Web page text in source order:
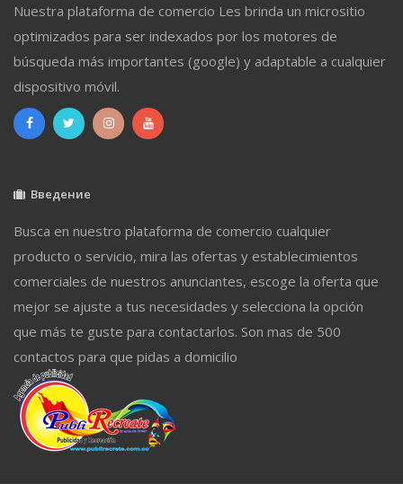
Nuestra plataforma de comercio Les brinda un micrositio
optimizados para ser indexados por los motores de
búsqueda más importantes (google) y adaptable a cualquier
dispositivo móvil.
Введение
Busca en nuestro plataforma de comercio cualquier
producto o servicio, mira las ofertas y establecimientos
comerciales de nuestros anunciantes, escoge la oferta que
mejor se ajuste a tus necesidades y selecciona la opción
que más te guste para contactarlos. Son mas de 500
contactos para que pidas a domicilio